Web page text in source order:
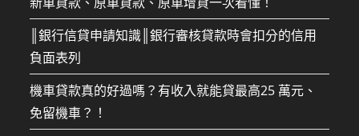
║銀行信貸申請知識║銀行審核貸款時會扣分的信用
負面表列
機車貸款真的好過嗎？有收入就能貸最高25 萬元、
免留機車？！